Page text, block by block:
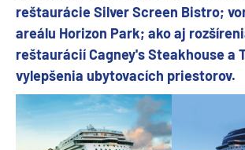
reštaurácie Silver Screen Bistro;
areálu Horizon Park; ako aj
reštaurácií Cagney's Steakhouse a
vylepšenia ubytovacích priestorov.